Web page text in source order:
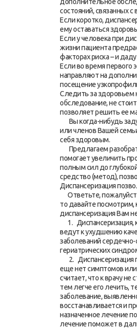
дополнительное
состояний, связанных
Если коротко,
ему оставаться
Если у человека при
жизни пациента
факторах риска – и
Если во время первого
направляют на
посещение
Следить за здоровьем
обследование, не
позволяет решить ее
Вы когда-нибудь
или членов Вашей
себя здоровым.
Предлагаем
помогает увеличить
полным сил до
средство (метод),
Диспансеризация
Ответьте,
то давайте посмотрим,
диспансеризация Вам
1. Диспансеризация,
ведут к ухудшению
заболеваний сердечно-
гериатрических
2. Диспансеризация
еще нет симптомов или
считает, что к врачу
тем легче его лечить,
заболевание,
восстанавливается и
назначенное лечение
лечение поможет в